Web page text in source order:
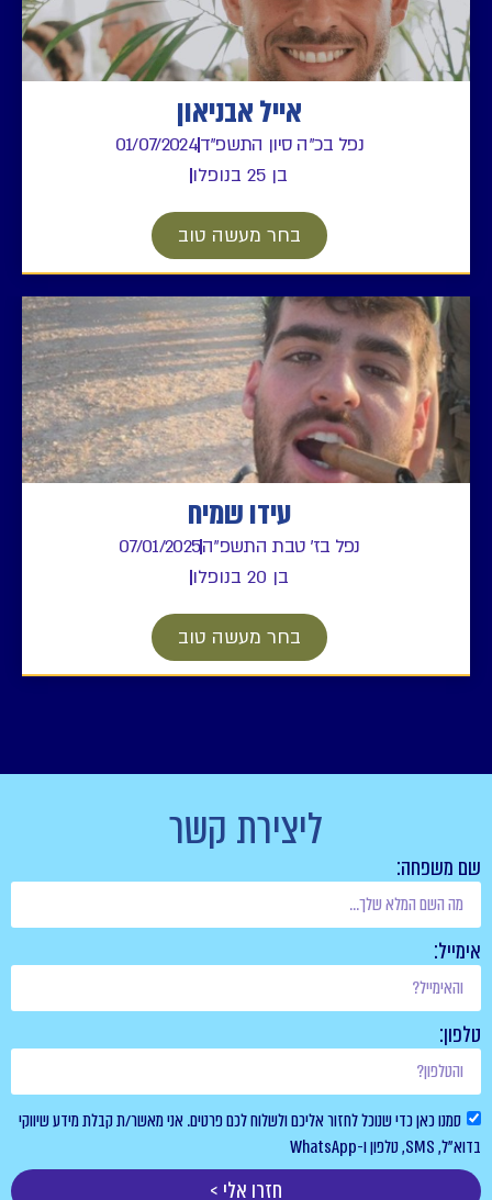
אייל אבניאון
נפל בכ"ה סיון התשפ"ד01/07/2024
בן 25 בנופלו
בחר מעשה טוב
עידו שמיח
נפל בז' טבת התשפ"ה07/01/2025
בן 20 בנופלו
בחר מעשה טוב
ליצירת קשר
שם משפחה:
אימייל:
טלפון:
סמנו כאן כדי שנוכל לחזור אליכם ולשלוח לכם פרטים. אני מאשר/ת קבלת מידע שיווקי
בדוא”ל, SMS, טלפון ו-WhatsApp
חזרו אלי >